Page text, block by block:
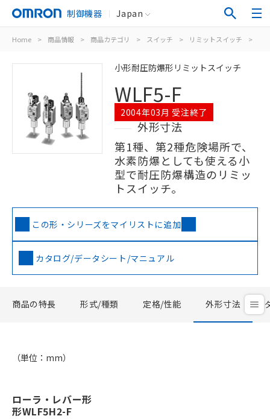
制御機器 Japan
Home > 商品情報 > 商品カテゴリ > スイッチ > リミットスイッチ >
小形耐圧防爆形リミットスイッチ
WLF5-F
2004年03月 受注終了
外形寸法
第1種、第2種危険場所で、
水素防爆としても使える小
型で耐圧防爆構造のリミッ
トスイッチ。
この形・シリーズをマイリストに追加
カタログ/データシート/マニュアル
商品の特長 形式/種類 定格/性能 外形寸法
（単位：mm）
ローラ・レバー形
形WLF5H2-F